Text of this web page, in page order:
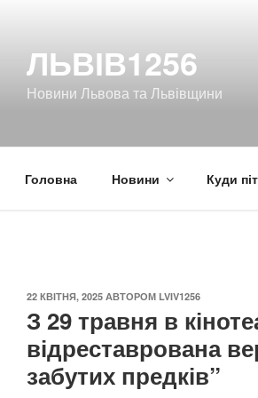
ЛЬВІВ1256
Новини Львова та Львівщини
Головна Новини Куди
ОПУБЛІКОВАНО
22 КВІТНЯ, 2025 АВТОРОМ LVIV1256
З 29 травня в
відреставрована
забутих предків”